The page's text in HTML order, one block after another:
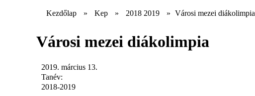
Kezdőlap » Kep » 2018 2019 » Városi mezei diákolimpia
Városi mezei diákolimpia
2019. március 13.
Tanév:
2018-2019